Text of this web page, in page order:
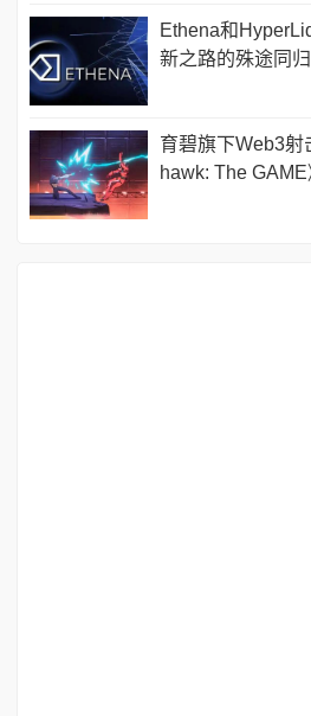
Ethena和
新之路的殊途同归
育碧旗下Web3
hawk: The